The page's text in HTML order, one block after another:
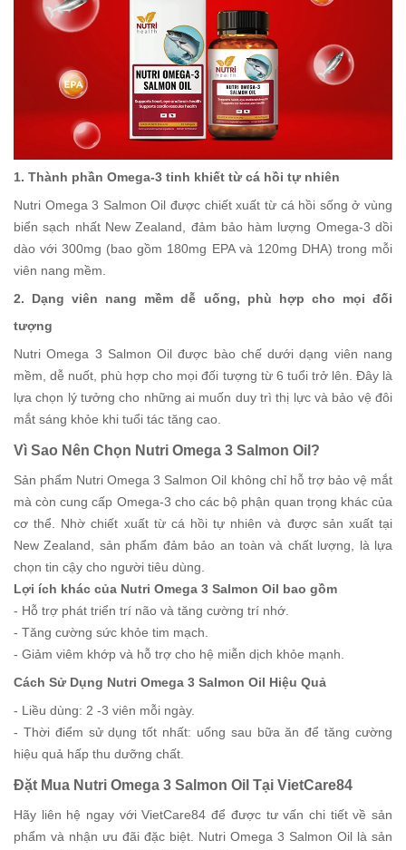
1. Thành phần Omega-3 tinh khiết từ cá hồi tự nhiên
Nutri Omega 3 Salmon Oil được chiết xuất từ cá hồi sống ở vùng
biển sạch nhất New Zealand, đảm bảo hàm lượng Omega-3 dồi
dào với 300mg (bao gồm 180mg EPA và 120mg DHA) trong mỗi
viên nang mềm.
2. Dạng viên nang mềm dễ uống, phù hợp cho mọi đối
tượng
Nutri Omega 3 Salmon Oil được bào chế dưới dạng viên nang
mềm, dễ nuốt, phù hợp cho mọi đối tượng từ 6 tuổi trở lên. Đây là
lựa chọn lý tưởng cho những ai muốn duy trì thị lực và bảo vệ đôi
mắt sáng khỏe khi tuổi tác tăng cao.
Vì Sao Nên Chọn Nutri Omega 3 Salmon Oil?
Sản phẩm Nutri Omega 3 Salmon Oil không chỉ hỗ trợ bảo vệ mắt
mà còn cung cấp Omega-3 cho các bộ phận quan trọng khác của
cơ thể. Nhờ chiết xuất từ cá hồi tự nhiên và được sản xuất tại
New Zealand, sản phẩm đảm bảo an toàn và chất lượng, là lựa
chọn tin cậy cho người tiêu dùng.
Lợi ích khác của Nutri Omega 3 Salmon Oil bao gồm
- Hỗ trợ phát triển trí não và tăng cường trí nhớ.
- Tăng cường sức khỏe tim mạch.
- Giảm viêm khớp và hỗ trợ cho hệ miễn dịch khỏe mạnh.
Cách Sử Dụng Nutri Omega 3 Salmon Oil Hiệu Quả
- Liều dùng: 2 -3 viên mỗi ngày.
- Thời điểm sử dụng tốt nhất: uống sau bữa ăn để tăng cường
hiệu quả hấp thu dưỡng chất.
Đặt Mua Nutri Omega 3 Salmon Oil Tại VietCare84
Hãy liên hệ ngay với VietCare84 để được tư vấn chi tiết về sản
phẩm và nhận ưu đãi đặc biệt. Nutri Omega 3 Salmon Oil là sản